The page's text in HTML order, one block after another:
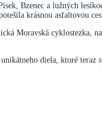
Bzenec a lužných
krásnou asfaltovou
Moravská cyklostezka,
diela, ktoré